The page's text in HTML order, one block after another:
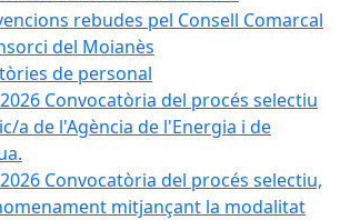
rebudes pel Consell Comarcal
del Moianès
de personal
Convocatòria del procés selectiu
a de l'Agència de l'Energia i de
Convocatòria del procés selectiu,
mitjançant la modalitat